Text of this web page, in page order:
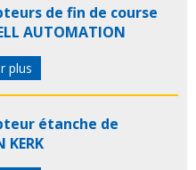
de fin de course
AUTOMATION
plus
étanche de
KERK